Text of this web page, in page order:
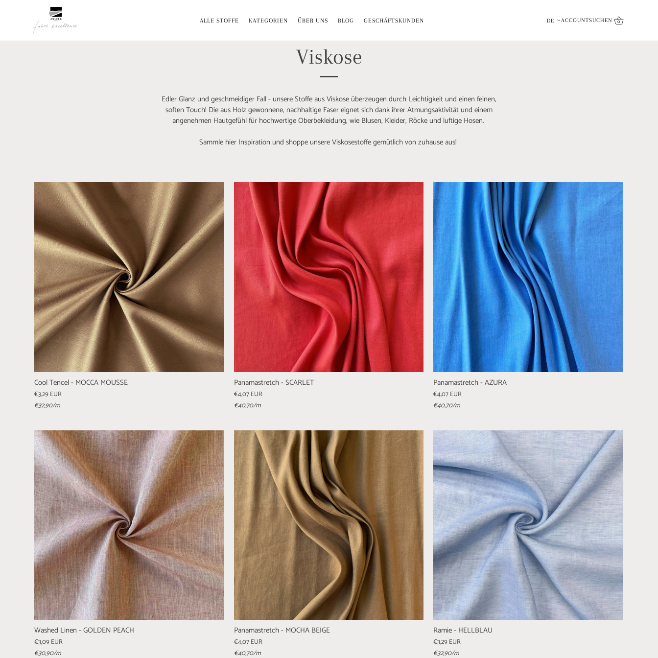
Stoffe Made in Germany
ALLE STOFFE KATEGORIEN ÜBER UNS BLOG GESCHÄFTSKUNDEN Sprache
DE ACCOUNTSUCHEN 0
Viskose
Edler Glanz und geschmeidiger Fall - unsere Stoffe aus Viskose überzeugen durch Leichtigkeit und einen feinen,
soften Touch! Die aus Holz gewonnene, nachhaltige Faser eignet sich dank ihrer Atmungsaktivität und einem
angenehmen Hautgefühl für hochwertige Oberbekleidung, wie Blusen, Kleider, Röcke und luftige Hosen.
Sammle hier Inspiration und shoppe unsere Viskosestoffe gemütlich von zuhause aus!
Cool Tencel - MOCCA MOUSSE
€3,29 EUR
€32,90/m
Panamastretch - SCARLET
€4,07 EUR
€40,70/m
Panamastretch - AZURA
€4,07 EUR
€40,70/m
Washed Linen - GOLDEN PEACH
€3,09 EUR
€30,90/m
Panamastretch - MOCHA BEIGE
€4,07 EUR
€40,70/m
Ramie - HELLBLAU
€3,29 EUR
€32,90/m